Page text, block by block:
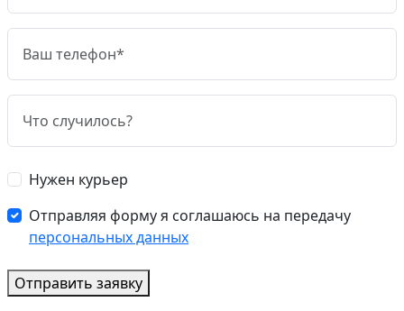
Нужен курьер
Отправляя форму я соглашаюсь на передачу
персональных данных
Отправить заявку